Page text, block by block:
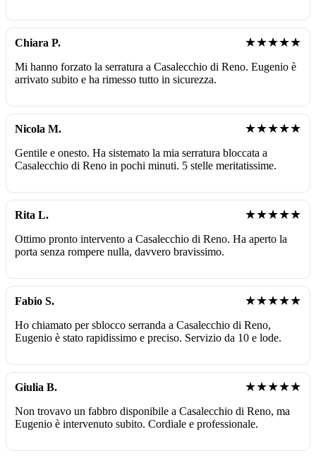
Chiara P. ★★★★★
Mi hanno forzato la serratura a Casalecchio di Reno. Eugenio è
arrivato subito e ha rimesso tutto in sicurezza.
Nicola M. ★★★★★
Gentile e onesto. Ha sistemato la mia serratura bloccata a
Casalecchio di Reno in pochi minuti. 5 stelle meritatissime.
Rita L. ★★★★★
Ottimo pronto intervento a Casalecchio di Reno. Ha aperto la
porta senza rompere nulla, davvero bravissimo.
Fabio S. ★★★★★
Ho chiamato per sblocco serranda a Casalecchio di Reno,
Eugenio è stato rapidissimo e preciso. Servizio da 10 e lode.
Giulia B. ★★★★★
Non trovavo un fabbro disponibile a Casalecchio di Reno, ma
Eugenio è intervenuto subito. Cordiale e professionale.